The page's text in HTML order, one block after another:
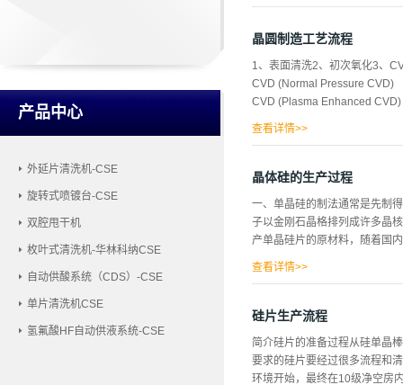
产品中心
外延片清洗机-CSE
旋转式喷镀台-CSE
双腔甩干机
枚叶式清洗机-华林科纳CSE
自动供酸系统（CDS）-CSE
单片清洗机CSE
氢氟酸HF自动供液系统-CSE
高。大量研究表明，图形化蓝
取消了传统清洗方法中使用的
间，提高清洗效率和质量。工
空化作用、加速度作用及直进
洗用超声波设备类型中的光学
统、有机溶剂蒸...
晶圆制造工艺流程
1、表面清洗2、初次氧化3、
CVD (Normal Pressure CVD)
CVD (Plasma Enhanced
腐蚀(etching) （7）光刻胶的
查看详情>>
晶体硅的生产过程
一、单晶硅的制法通常是先制
子以金刚石晶格排列成许多晶
产单晶硅片的原材料，随着国
制的集成电路越多，芯片的成
电路、二极管、外延片衬底、
用于大功率输变电、电力机车
查看详情>>
硅片生产流程
简介硅片的准备过程从硅单晶
要求的硅片要经过很多流程和
环境开始，最终在10级净空房